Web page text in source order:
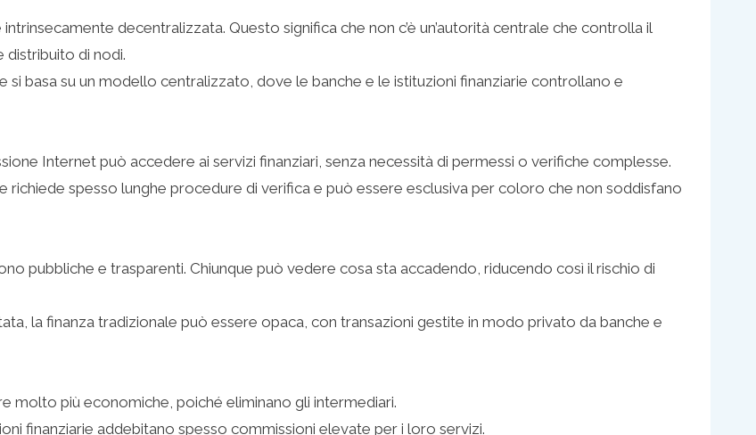
decentralizzata. Questo significa che non c’è un’autorità centrale che controlla il
distribuito di nodi.
si basa su un modello centralizzato, dove le banche e le istituzioni finanziarie controllano e
Internet può accedere ai servizi finanziari, senza necessità di permessi o verifiche complesse.
richiede spesso lunghe procedure di verifica e può essere esclusiva per coloro che non soddisfano
pubbliche e trasparenti. Chiunque può vedere cosa sta accadendo, riducendo così il rischio di
la finanza tradizionale può essere opaca, con transazioni gestite in modo privato da banche e
molto più economiche, poiché eliminano gli intermediari.
finanziarie addebitano spesso commissioni elevate per i loro servizi.